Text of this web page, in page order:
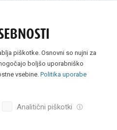
piškotke. Osnovni so nujni za
boljšo uporabniško
vsebine. Politika uporabe
Analitični piškotki